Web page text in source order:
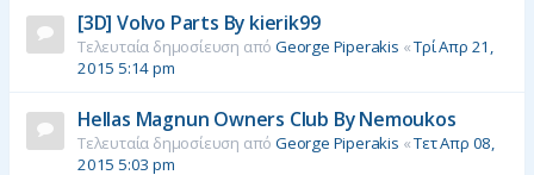
[3D] Volvo Parts By kierik99
Τελευταία δημοσίευση απόGeorge Piperakis «Τρί Απρ 21,
2015 5:14 pm
Hellas Magnun Owners Club By Nemoukos
Τελευταία δημοσίευση απόGeorge Piperakis «Τετ Απρ 08,
2015 5:03 pm